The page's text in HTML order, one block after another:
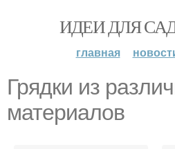
ИДЕИ ДЛЯ
главная
Грядки из
материалов